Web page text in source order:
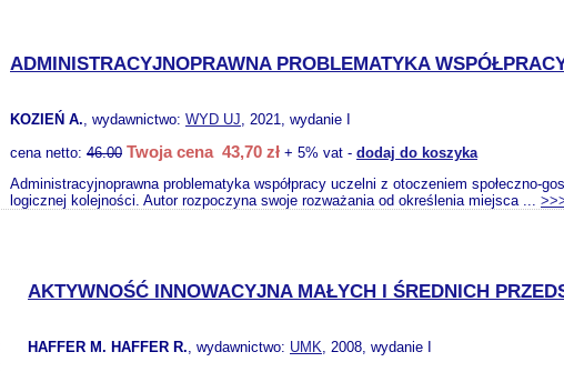
ADMINISTRACYJNOPRAWNA PROBLEMATYKA
KOZIEŃ A., wydawnictwo: WYD UJ, 2021, wydanie I
cena netto: 46.00 Twoja cena 43,70 zł + 5% vat - dodaj do koszyka
Administracyjnoprawna problematyka współpracy uczelni z otoczeniem społeczno-
logicznej kolejności. Autor rozpoczyna swoje rozważania od określenia miejsca ...
AKTYWNOŚĆ INNOWACYJNA MAŁYCH I ŚREDNICH
HAFFER M. HAFFER R., wydawnictwo: UMK, 2008, wydanie I